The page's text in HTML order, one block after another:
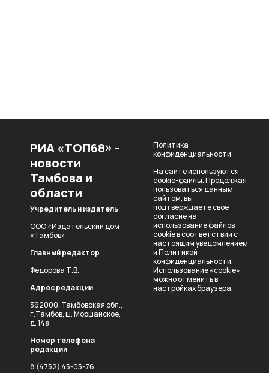
РИА «ТОП68» -
новости
Тамбова и
области
Учредитель и издатель
ООО «Издательский дом
«Тамбов»
Главный редактор
Федорова Т.В.
Адрес редакции
392000, Тамбовская обл.,
г.Тамбов, ш. Моршанское,
д. 14а
Номер телефона
редакции
8 (4752) 45-05-76
Политика
конфиденциальности
На сайте используются
cookie-файлы. Продолжая
пользоваться данным
сайтом, вы
подтверждаете свое
согласие на
использование файлов
cookie в соответствии с
настоящим уведомлением
иПолитикой
конфиденциальности.
Использование «cookie»
можно отменить в
настройках браузера.